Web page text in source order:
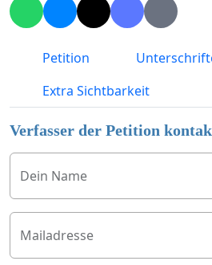
Petition
Extra Sichtbarkeit
Verfasser der Petition
Dein Name
Mailadresse